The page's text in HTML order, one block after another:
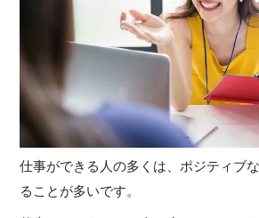
仕事ができる人の多くは、ポジティブ
ることが多いです。